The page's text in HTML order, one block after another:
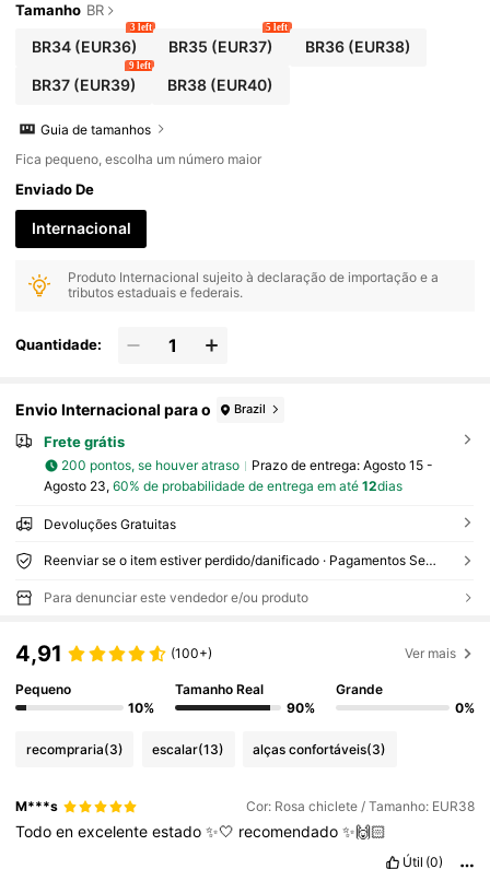
Tamanho BR
BR34(EUR36)
3 left
BR35 (EUR37)
5 left
BR36(EUR38)
BR37(EUR39)
9 left
BR38 (EUR40)
Guia de tamanhos
Fica pequeno, escolha um número maior
Enviado De
Internacional
Produto Internacional sujeito à declaração de importação e a
tributos estaduais e federais.
Quantidade:
Envio Internacional para o Brazil
Frete grátis
200 pontos, se houver atraso Prazo de entrega: Agosto 15 -
Agosto 23, 60% de probabilidade de entrega em até 12dias
Devoluções Gratuitas
Reenviar se o item estiver perdido/danificado · Pagamentos Seguros · Proteção de privacidade
Para denunciar este vendedor e/ou produto
4,91 (100+) Ver mais
Pequeno
10%
Tamanho Real
90%
Grande
0%
recompraria(3) escalar(13) alças confortáveis(3)
M***s Cor: Rosa chiclete / Tamanho: EUR38
Todoenexcelenteestado✨🤍 recomendado✨🙌🏻
Útil (0)